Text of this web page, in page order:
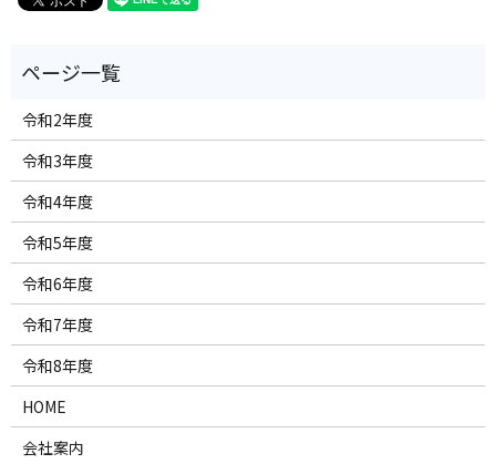
令和2年度
令和3年度
令和4年度
令和5年度
令和6年度
令和7年度
令和8年度
HOME
会社案内